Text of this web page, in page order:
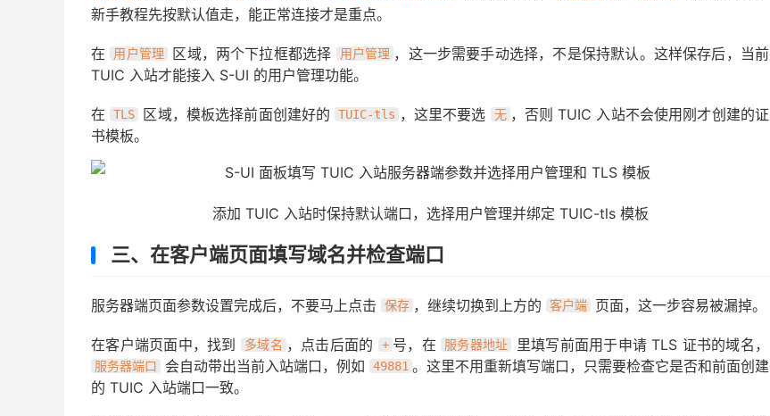
新手教程先按默认值走，能正常连接才是重点。
在 用户管理 区域，两个下拉框都选择 用户管理 ，这一步需要手动选择，不是保持默认。这样保存后，当前
TUIC 入站才能接入 S-UI 的用户管理功能。
在 TLS 区域，模板选择前面创建好的 TUIC-tls ，这里不要选 无 ，否则 TUIC 入站不会使用刚才创建的证
书模板。
添加 TUIC 入站时保持默认端口，选择用户管理并绑定 TUIC-tls 模板
三、在客户端页面填写域名并检查端口
服务器端页面参数设置完成后，不要马上点击 保存 ，继续切换到上方的 客户端 页面，这一步容易被漏掉。
在客户端页面中，找到 多域名 ，点击后面的 + 号，在 服务器地址 里填写前面用于申请 TLS 证书的域名，
服务器端口 会自动带出当前入站端口，例如 49881 。这里不用重新填写端口，只需要检查它是否和前面创建
的 TUIC 入站端口一致。